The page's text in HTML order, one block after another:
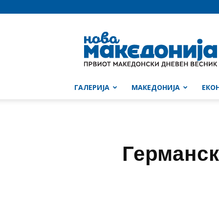
Македонија
ГАЛЕРИЈА МАКЕДОНИЈА